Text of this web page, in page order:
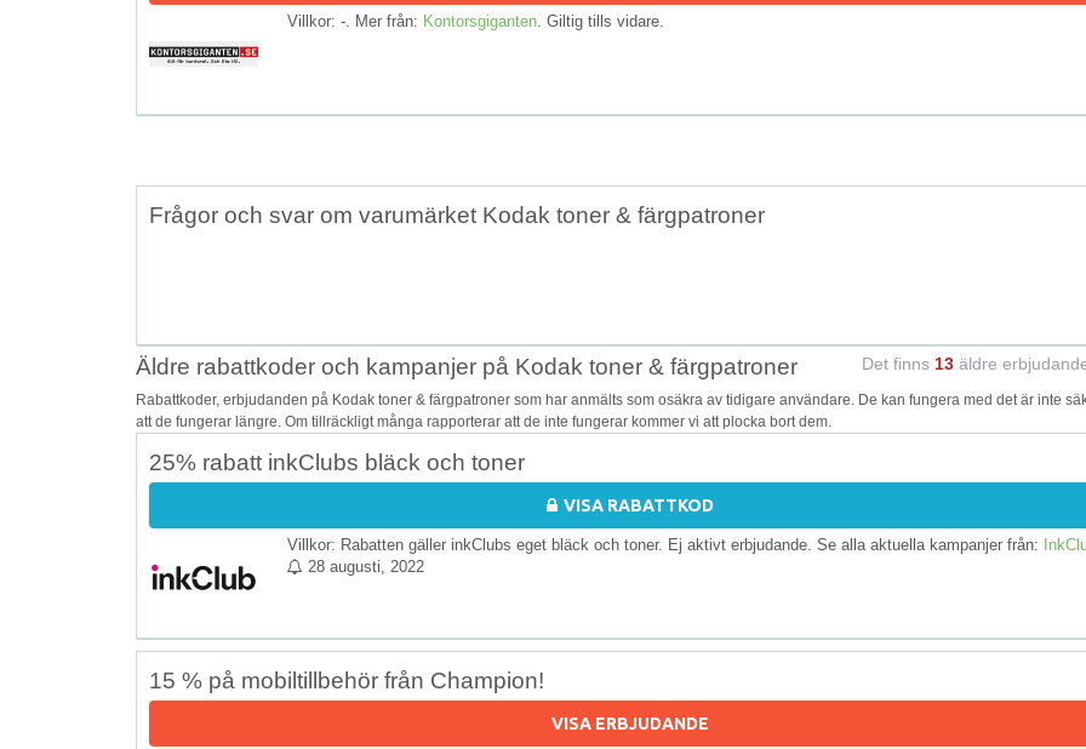
Villkor: -. Mer från: Kontorsgiganten . Giltig tills vidare.
Frågor och svar om varumärket Kodak toner & färgpatroner
Äldre rabattkoder och kampanjer på Kodak toner & färgpatroner Det finns 13 äldre
Rabattkoder, erbjudanden på Kodak toner & färgpatroner som har anmälts som osäkra av tidigare användare. De kan fungera med det är inte
att de fungerar längre. Om tillräckligt många rapporterar att de inte fungerar kommer vi att plocka bort dem.
25% rabatt inkClubs bläck och toner
VISA RABATTKOD
Villkor: Rabatten gäller inkClubs eget bläck och toner. Ej aktivt erbjudande. Se alla aktuella kampanjer från:
28 augusti, 2022
15 % på mobiltillbehör från Champion!
VISA ERBJUDANDE